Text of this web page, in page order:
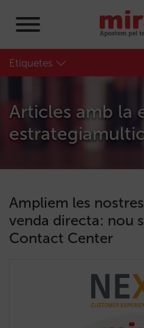
Etiquetes
Articles amb la
Ampliem les
venda directa: nou
Contact Center